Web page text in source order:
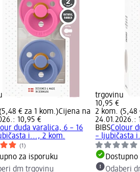
€ za 1 kom.)Cijena na
10,95 €
duda varalica, 6 – 16
i..., 2 kom.
(1)
za isporuku
dm trgovinu
trgovinu
10,95 €
2 kom. (5,48
24.01.2026.:
BIBSColour
– ljubičasta
Odaberi